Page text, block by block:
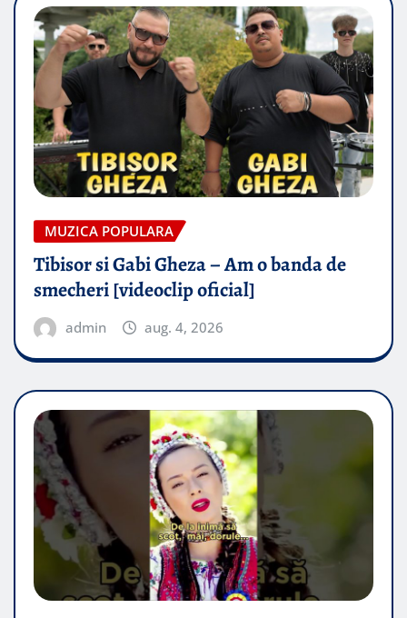
MUZICA POPULARA
Tibisor si Gabi Gheza – Am o banda de
smecheri [videoclip oficial]
admin aug. 4, 2026